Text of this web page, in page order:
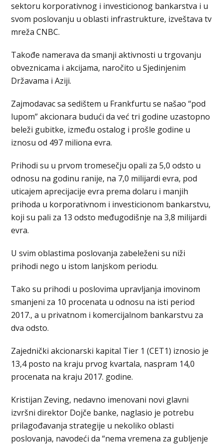
sektoru korporativnog i investicionog bankarstva i u
svom poslovanju u oblasti infrastrukture, izveštava tv
mreža CNBC.
Takođe namerava da smanji aktivnosti u trgovanju
obveznicama i akcijama, naročito u Sjedinjenim
Državama i Aziji.
Zajmodavac sa sedištem u Frankfurtu se našao “pod
lupom” akcionara budući da već tri godine uzastopno
beleži gubitke, između ostalog i prošle godine u
iznosu od 497 miliona evra.
Prihodi su u prvom tromesečju opali za 5,0 odsto u
odnosu na godinu ranije, na 7,0 milijardi evra, pod
uticajem aprecijacije evra prema dolaru i manjih
prihoda u korporativnom i investicionom bankarstvu,
koji su pali za 13 odsto međugodišnje na 3,8 milijardi
evra.
U svim oblastima poslovanja zabeleženi su niži
prihodi nego u istom lanjskom periodu.
Tako su prihodi u poslovima upravljanja imovinom
smanjeni za 10 procenata u odnosu na isti period
2017., a u privatnom i komercijalnom bankarstvu za
dva odsto.
Zajednički akcionarski kapital Tier 1 (CET1) iznosio je
13,4 posto na kraju prvog kvartala, naspram 14,0
procenata na kraju 2017. godine.
Kristijan Zeving, nedavno imenovani novi glavni
izvršni direktor Dojče banke, naglasio je potrebu
prilagođavanja strategije u nekoliko oblasti
poslovanja, navodeći da “nema vremena za gubljenje